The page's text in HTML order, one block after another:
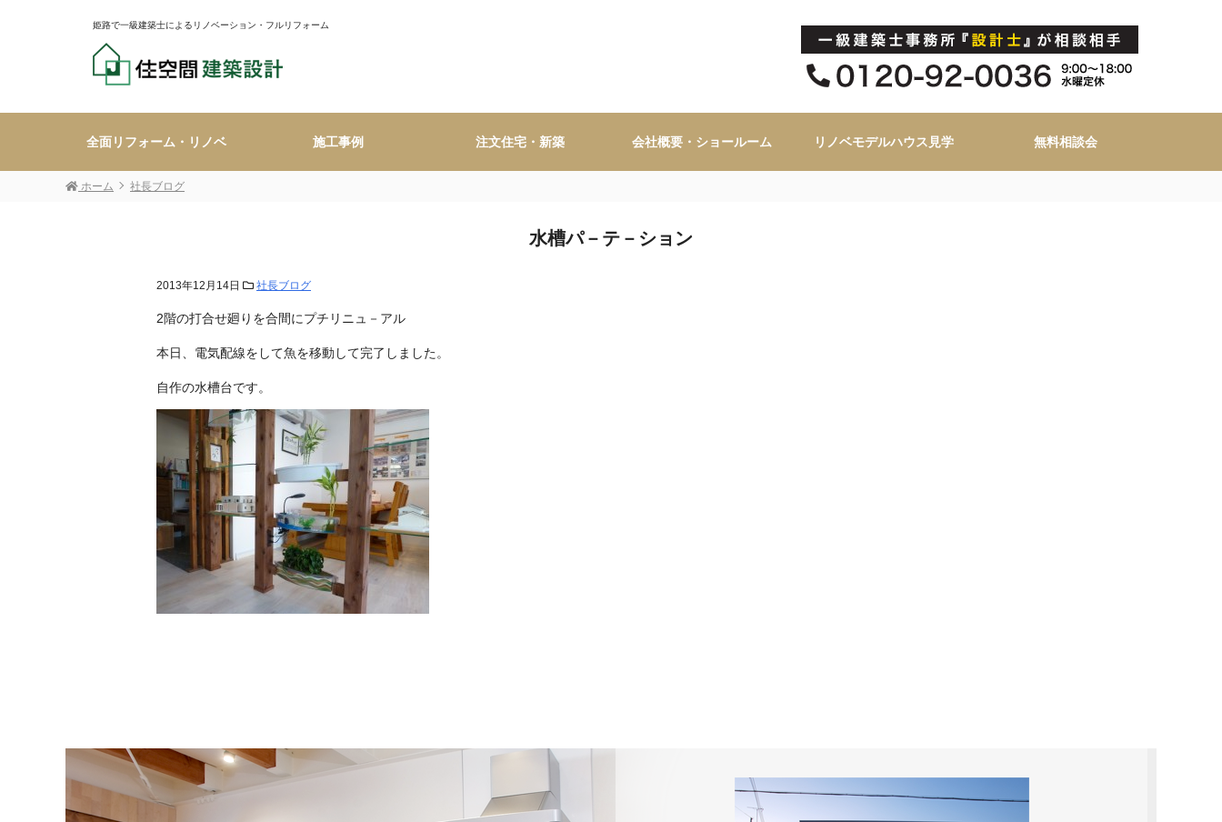
姫路で一級建築士によるリノベーション・フルリフォーム
全面リフォーム・リノベ 施工事例 注文住宅・新築 会社概要・ショールーム リノベモデルハウス見学 無料相談会
ホーム 社長ブログ
水槽パ－テ－ション
2013年12月14日 社長ブログ
2階の打合せ廻りを合間にプチリニュ－アル
本日、電気配線をして魚を移動して完了しました。
自作の水槽台です。